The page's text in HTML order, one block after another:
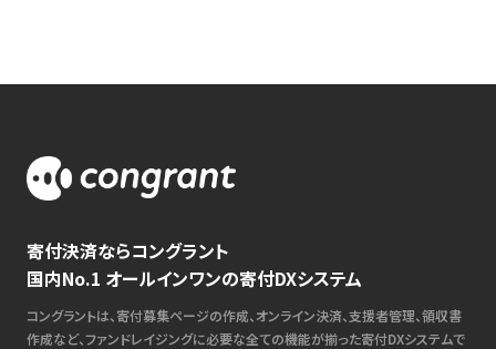
寄付決済ならコングラント
国内No.1 オールインワンの寄付DXシステム
コングラントは、寄付募集ページの作成、オンライン決済、支援者管理、領収書
作成など、ファンドレイジングに必要な全ての機能が揃った寄付DXシステムで